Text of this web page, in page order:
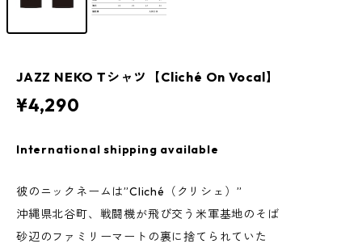
JAZZ NEKO Tシャツ【Cliché On Vocal】
¥4,290
International shipping available
彼のニックネームは”Cliché（クリシェ）”
沖縄県北谷町、戦闘機が飛び交う米軍基地のそば
砂辺のファミリーマートの裏に捨てられていた